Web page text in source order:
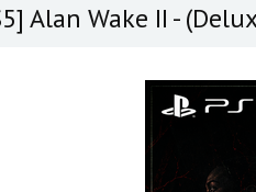
Alan Wake II -